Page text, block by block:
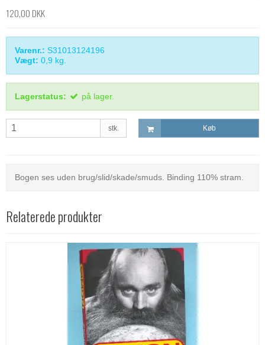
120,00 DKK
Varenr.: S31013124196
Vægt: 0,9 kg.
Lagerstatus: på lager.
stk. Køb
Bogen ses uden brug/slid/skade/smuds. Binding 110% stram.
Relaterede produkter